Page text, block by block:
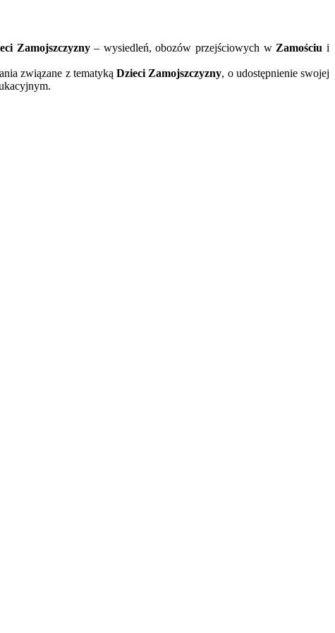
Zamojszczyzny– wysiedleń, obozów przejściowych w Zamościu i
związane z tematyką Dzieci Zamojszczyzny, o udostępnienie swojej